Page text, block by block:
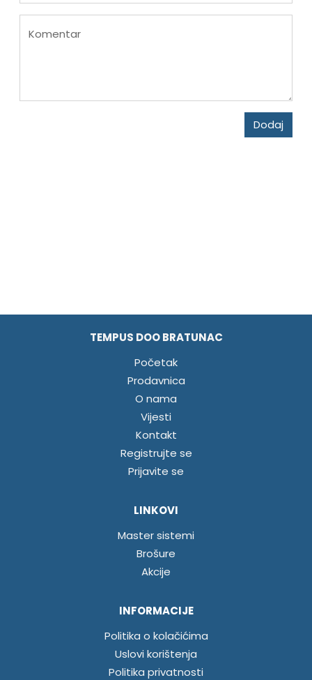
Komentar
Dodaj
TEMPUS DOO BRATUNAC
Početak
Prodavnica
O nama
Vijesti
Kontakt
Registrujte se
Prijavite se
LINKOVI
Master sistemi
Brošure
Akcije
INFORMACIJE
Politika o kolačićima
Uslovi korištenja
Politika privatnosti